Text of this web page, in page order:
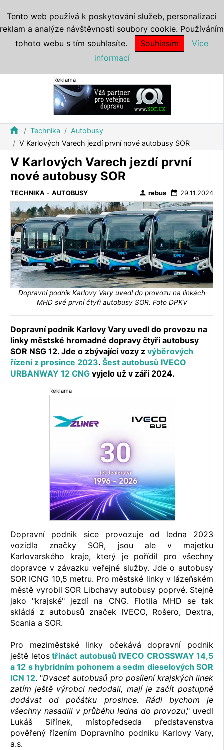
Reklama
home Technika
Autobusy
V Karlových Varech jezdí první nové autobusy SOR
V Karlových Varech jezdí první
nové autobusy SOR
TECHNIKA - AUTOBUSY person rebus date_range 29.11.2024
Dopravní podnik Karlovy Vary uvedl do provozu na linkách
MHD své první čtyři autobusy SOR. Foto DPKV
Dopravní podnik Karlovy Vary uvedl do provozu na
linky městské hromadné dopravy čtyři autobusy
SOR NSG 12. Jde o zbývající vozy z výběrových
řízení z prosince 2023. Šest autobusů IVECO
URBANWAY 12 CNG vyjelo už v září 2024.
Reklama
Dopravní podnik sice provozuje od ledna 2023
vozidla značky SOR, jsou ale v majetku
Karlovarského kraje, který je pořídil pro všechny
dopravce v závazku veřejné služby. Jde o autobusy
SOR ICNG 10,5 metru. Pro městské linky v lázeňském
městě vyrobil SOR Libchavy autobusy poprvé. Stejně
jako "krajské" jezdí na CNG. Flotila MHD se tak
skládá z autobusů značek IVECO, Rošero, Dextra,
Scania a SOR.
Pro meziměstské linky očekává dopravní podnik
ještě letostřináct autobusů IVECO CROSSWAY 14,5
a 12 s hybridním pohonem a sedm dieselových SOR
ICN 12. "Dvacet autobusů pro posílení krajských linek
zatím ještě výrobci nedodali, mají je začít postupně
dodávat od počátku prosince. Rádi bychom je
všechny nasadili v průběhu ledna do provozu," uvedl
Lukáš Siřínek, místopředseda představenstva
pověřený řízením Dopravního podniku Karlovy Vary,
a.s.
Tento web používá k poskytování služeb, personalizaci
reklam a analýze návštěvnosti soubory cookie. Používáním
tohoto webu s tím souhlasíte.
Souhlasím
Více
informací